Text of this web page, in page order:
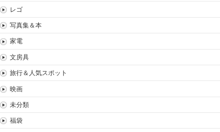
レゴ
写真集＆本
家電
文房具
旅行＆人気スポット
映画
未分類
福袋